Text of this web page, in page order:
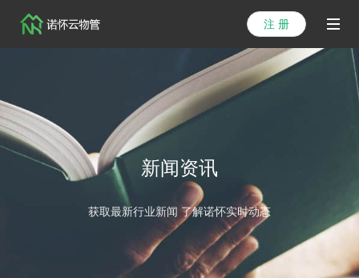
注 册
解决方案
医院方案 新闻资讯
获取最新行业新闻 了解诺怀实时动态